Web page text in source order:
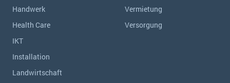
Handwerk
Health Care
IKT
Installation
Landwirtschaft
Vermietung
Versorgung